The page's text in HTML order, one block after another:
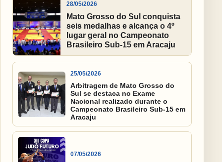
28/05/2026
Mato Grosso do Sul conquista
seis medalhas e alcança o 4º
lugar geral no Campeonato
Brasileiro Sub-15 em Aracaju
25/05/2026
Arbitragem de Mato Grosso do
Sul se destaca no Exame
Nacional realizado durante o
Campeonato Brasileiro Sub-15 em
Aracaju
07/05/2026